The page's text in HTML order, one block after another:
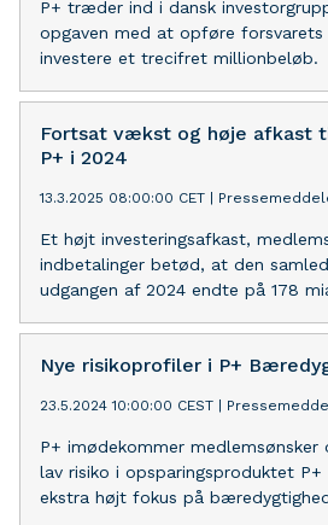
P+ træder ind i dansk
opgaven med at opføre forsvarets
investere et trecifret millionbeløb.
Fortsat vækst og høje afkast
P+ i 2024
13.3.2025 08:00:00 CET
Et højt investeringsafkast,
indbetalinger betød, at den
udgangen af 2024 endte på 178
Nye risikoprofiler i P+
23.5.2024 10:00:00 CEST
P+ imødekommer medlemsønsker
lav risiko i opsparingsproduktet
ekstra højt fokus på